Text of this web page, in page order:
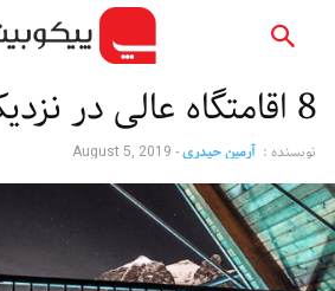
8 اقامتگاه عالی در نزدیکی کلگری
نویسنده : آرمین حیدری-
August 5, 2019